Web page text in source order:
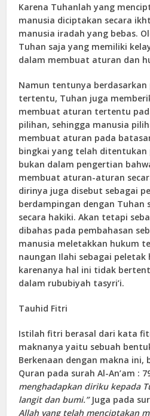
Karena Tuhanlah yang
manusia diciptakan secara
manusia iradah yang bebas.
Tuhan saja yang memiliki
dalam membuat aturan dan
Namun tentunya
tertentu, Tuhan juga
membuat aturan tertentu
pilihan, sehingga manusia
membuat aturan pada
bingkai yang telah ditentukan
bukan dalam pengertian
membuat aturan-aturan
dirinya juga disebut sebagai
berdampingan dengan Tuhan
secara hakiki. Akan tetapi
dibahas pada pembahasan
manusia meletakkan hukum
naungan Ilahi sebagai peletak
karenanya hal ini tidak
dalam rububiyah tasyri’i.
Tauhid Fitri
Istilah fitri berasal dari kata
maknanya yaitu sebuah
Berkenaan dengan makna ini,
Quran pada surah Al-An’am :
menghadapkan diriku kepada
langit dan bumi.”Juga pada
Allah yang telah menciptakan